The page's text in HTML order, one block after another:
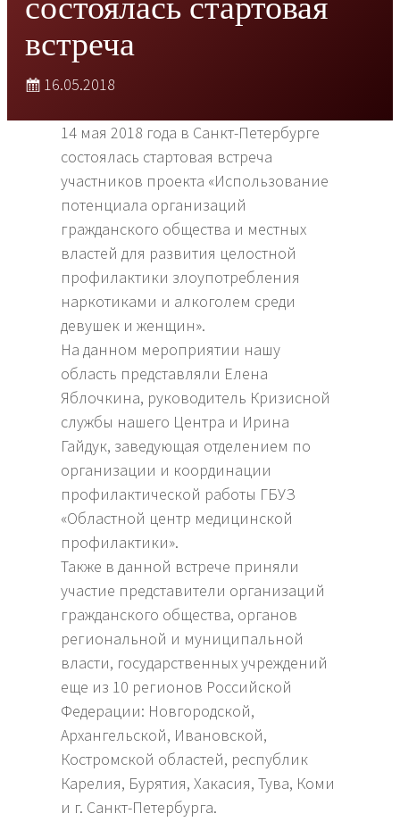
встреча
16.05.2018
14 мая 2018 года в Санкт-Петербурге
состоялась стартовая встреча
участников проекта «Использование
потенциала организаций
гражданского общества и местных
властей для развития целостной
профилактики злоупотребления
наркотиками и алкоголем среди
девушек и женщин».
На данном мероприятии нашу
область представляли Елена
Яблочкина, руководитель Кризисной
службы нашего Центра и Ирина
Гайдук, заведующая отделением по
организации и координации
профилактической работы ГБУЗ
«Областной центр медицинской
профилактики».
Также в данной встрече приняли
участие представители организаций
гражданского общества, органов
региональной и муниципальной
власти, государственных учреждений
еще из 10 регионов Российской
Федерации: Новгородской,
Архангельской, Ивановской,
Костромской областей, республик
Карелия, Бурятия, Хакасия, Тува, Коми
и г. Санкт-Петербурга.